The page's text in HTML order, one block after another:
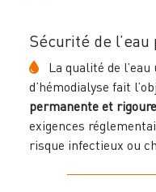
Sécurité de
La qualité de
d’hémodialyse fait
permanente et
exigences
risque infectieux ou